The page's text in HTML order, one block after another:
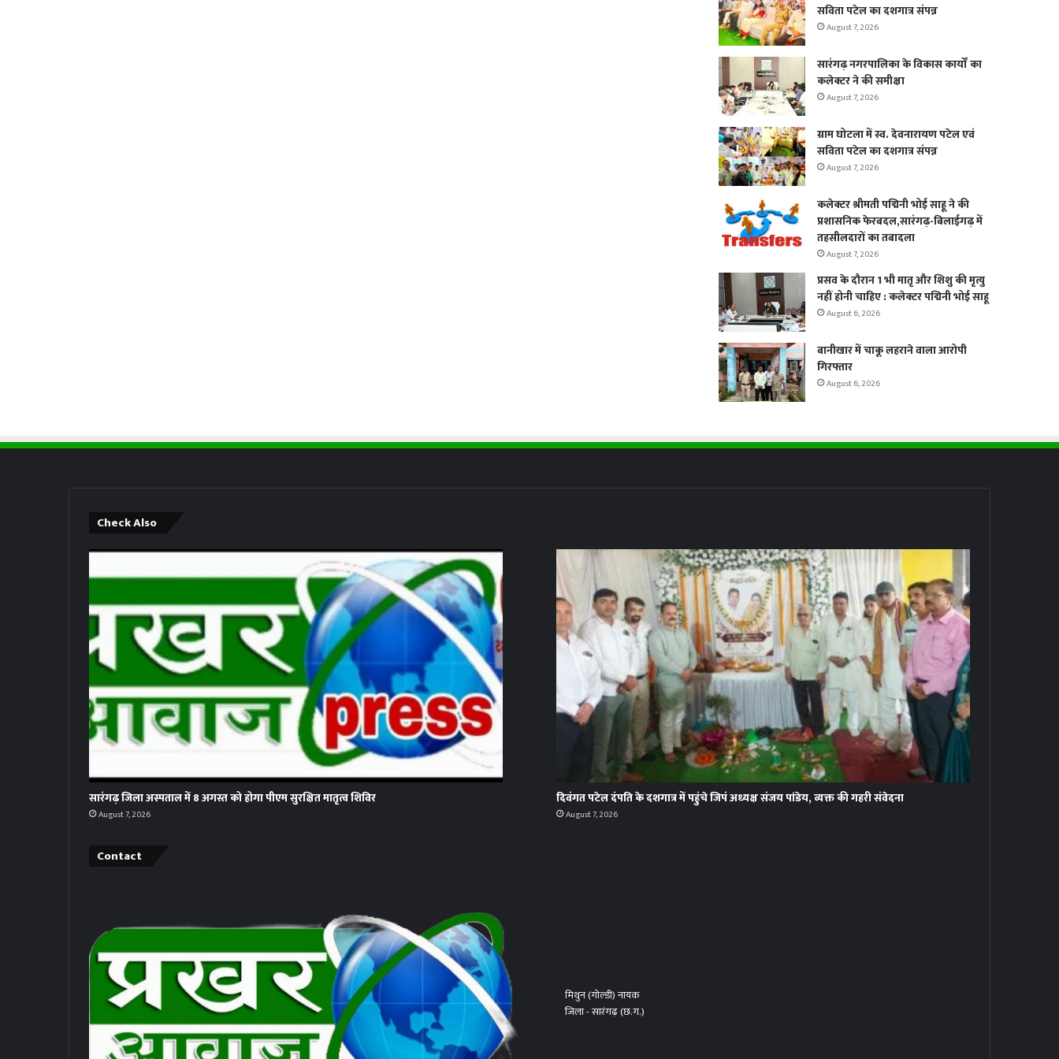
सविता पटेल का दशगात्र संपन्न
August 7, 2026
सारंगढ़ नगरपालिका के विकास कार्यों का
कलेक्टर ने की समीक्षा
August 7, 2026
ग्राम घोटला में स्व. देवनारायण पटेल एवं
सविता पटेल का दशगात्र संपन्न
August 7, 2026
कलेक्टर श्रीमती पद्मिनी भोई साहू ने की
प्रशासनिक फेरबदल,सारंगढ़-बिलाईगढ़ में
तहसीलदारों का तबादला
August 7, 2026
प्रसव के दौरान 1 भी मातृ और शिशु की मृत्यु
नहीं होनी चाहिए : कलेक्टर पद्मिनी भोई साहू
August 6, 2026
बानीखार में चाकू लहराने वाला आरोपी
गिरफ्तार
August 6, 2026
Check Also
सारंगढ़ जिला अस्पताल में 8 अगस्त को होगा पीएम सुरक्षित मातृत्व शिविर
August 7, 2026
दिवंगत पटेल दंपति के दशगात्र में पहुंचे जिपं अध्यक्ष संजय पांडेय, व्यक्त की गहरी संवेदना
August 7, 2026
Contact
मिथुन (गोल्डी) नायक
जिला - सारंगढ़ (छ.ग.)